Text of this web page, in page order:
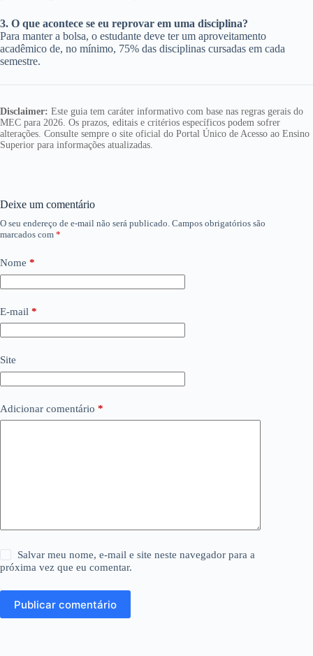
3. O que acontece se eu reprovar em uma disciplina?
Para manter a bolsa, o estudante deve ter um aproveitamento
acadêmico de, no mínimo, 75% das disciplinas cursadas em cada
semestre.
Disclaimer: Este guia tem caráter informativo com base nas regras gerais do
MEC para 2026. Os prazos, editais e critérios específicos podem sofrer
alterações. Consulte sempre o site oficial do Portal Único de Acesso ao Ensino
Superior para informações atualizadas.
Deixe um comentário
O seu endereço de e-mail não será publicado. Campos obrigatórios são
marcados com *
Nome *
E-mail *
Site
Adicionar comentário *
Salvar meu nome, e-mail e site neste navegador para a
próxima vez que eu comentar.
Publicar comentário